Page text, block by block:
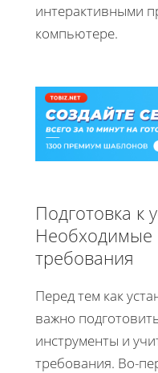
интерактивными
компьютере.
Подготовка к
Необходимые
требования
Перед тем как
важно
инструменты и
требования. Во-